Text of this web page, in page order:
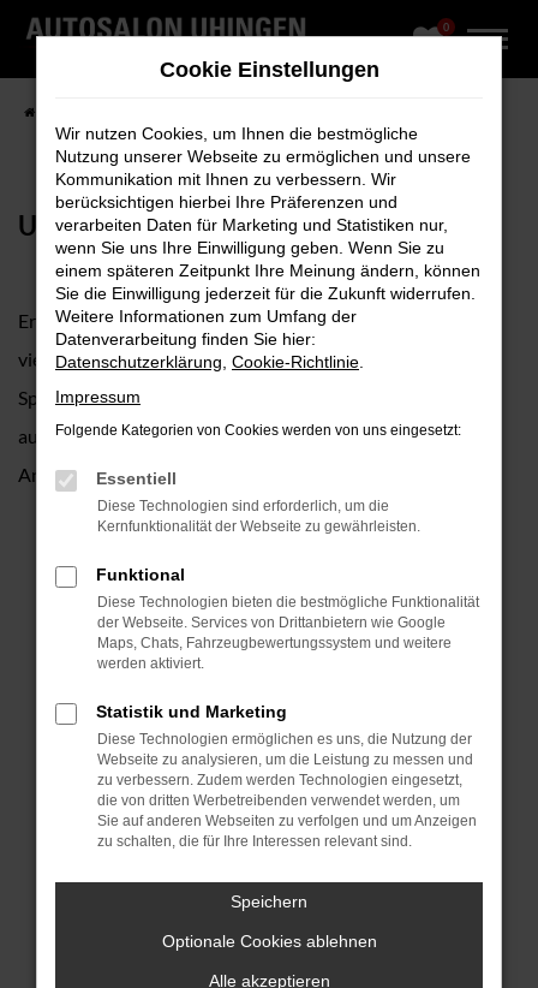
Zum
0
UNSER FAHRZEUGBESTAND
Erkunden Sie unseren umfangreichen Fuhrpark mit
vielfältiger Modellauswahl, vom Cityflitzer bis zum
Sportwagen, sofort verfügbar, geprüft, hochwertig
ausgestattet und in zahlreichen verschiedenen Farben,
Antrieben, Ausstattungen sowie Preisklassen online.
FEHLER: NETWORK
ERROR
Hier sind ein paar Tipps, die dir helfen können:
Überprüfe deine Firewall und deine
Internetverbindung.
Laden andere Webseiten, zum Beispiel deine
Suchmaschine?
Prüfe deine Browsererweiterungen.
Manche Erweiterungen, wie Werbeblocker,
können das Laden bestimmter Seiten
verhindern. Funktioniert die Seite in einem
Cookie Einstellungen
Wir nutzen Cookies, um Ihnen die bestmögliche
Nutzung unserer Webseite zu ermöglichen und unsere
Kommunikation mit Ihnen zu verbessern. Wir
berücksichtigen hierbei Ihre Präferenzen und
verarbeiten Daten für Marketing und Statistiken nur,
wenn Sie uns Ihre Einwilligung geben. Wenn Sie zu
einem späteren Zeitpunkt Ihre Meinung ändern, können
Sie die Einwilligung jederzeit für die Zukunft widerrufen.
Weitere Informationen zum Umfang der
Datenverarbeitung finden Sie hier:
Datenschutzerklärung Cookie-Richtlinie
Impressum
Folgende Kategorien von Cookies werden von uns eingesetzt:
Essentiell
Diese Technologien sind erforderlich, um die
Kernfunktionalität der Webseite zu gewährleisten.
Funktional
Diese Technologien bieten die bestmögliche Funktionalität
der Webseite. Services von Drittanbietern wie Google
Maps, Chats, Fahrzeugbewertungssystem und weitere
werden aktiviert.
Statistik und Marketing
Diese Technologien ermöglichen es uns, die Nutzung der
Webseite zu analysieren, um die Leistung zu messen und
zu verbessern. Zudem werden Technologien eingesetzt,
die von dritten Werbetreibenden verwendet werden, um
Sie auf anderen Webseiten zu verfolgen und um Anzeigen
zu schalten, die für Ihre Interessen relevant sind.
Speichern
Optionale Cookies ablehnen
Alle akzeptieren